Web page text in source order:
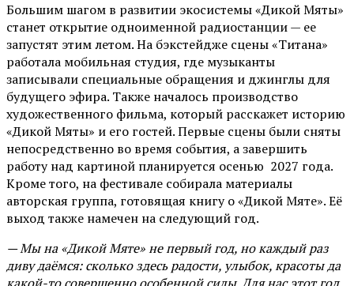
Большим шагом в развитии экосистемы «Дикой Мяты»
станет открытие одноименной радиостанции — ее
запустят этим летом. На бэкстейдже сцены «Титана»
работала мобильная студия, где музыканты
записывали специальные обращения и джинглы для
будущего эфира. Также началось производство
художественного фильма, который расскажет историю
«Дикой Мяты» и его гостей. Первые сцены были сняты
непосредственно во время события, а завершить
работу над картиной планируется осенью 2027 года.
Кроме того, на фестивале собирала материалы
авторская группа, готовящая книгу о «Дикой Мяте». Её
выход также намечен на следующий год.
— Мы на «Дикой Мяте» не первый год, но каждый раз
диву даёмся: сколько здесь радости, улыбок, красоты да